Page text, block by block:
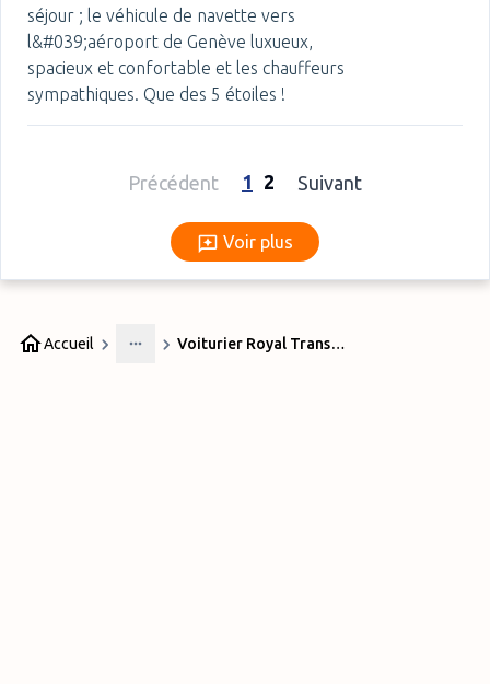
séjour ; le véhicule de navette vers
l&#039;aéroport de Genève luxueux,
spacieux et confortable et les chauffeurs
sympathiques. Que des 5 étoiles !
Précédent 1 2 Suivant
Voir plus
Voir plus
Accueil
More
Voiturier Royal Transport